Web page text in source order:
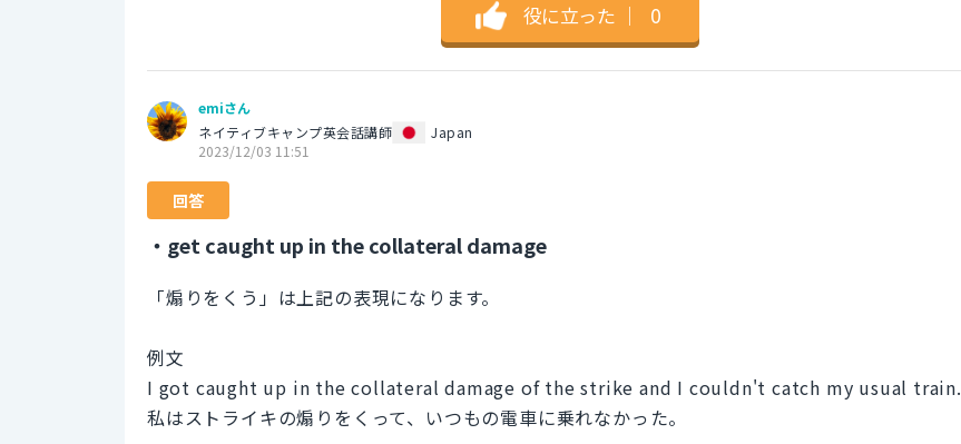
役に立った ｜ 0
emiさん
ネイティブキャンプ英会話講師
Japan
2023/12/03 11:51
回答
・get caught up in the collateral damage
「煽りをくう」は上記の表現になります。
例文
I got caught up in the collateral damage of the strike and I couldn't catch my usual train.
私はストライキの煽りをくって、いつもの電車に乗れなかった。